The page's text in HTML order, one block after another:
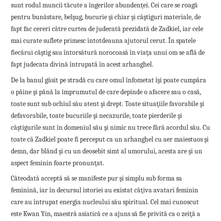
sunt rodul muncii tăcute a îngerilor abundenţei. Cei care se roagă
pentru bunăstare, belşug, bucurie şi chiar şi câştiguri materiale, de
fapt fac cereri către curtea de judecată prezidată de Zadkiel, iar cele
mai curate suflete primesc întotdeauna ajutorul cerut. În spatele
fiecărui câştig sau întorsătură norocoasă în viaţa unui om se află de
fapt judecata divină întrupată în acest arhanghel.
De la banul găsit pe stradă cu care omul înfometat îşi poate cumpăra
o pâine şi până la împrumutul de care depinde o afacere sau o casă,
toate sunt sub ochiul său atent şi drept. Toate situaţiile favorabile şi
defavorabile, toate bucuriile şi necazurile, toate pierderile şi
câştigurile sunt în domeniul său şi nimic nu trece fără acordul său. Cu
toate că Zadkiel poate fi perceput ca un arhanghel cu aer maiestuos şi
demn, dar blând şi cu un deosebit simt al umorului, acesta are şi un
aspect feminin foarte pronunţat.
Câteodată acceptă să se manifeste pur şi simplu sub forma sa
feminină, iar în decursul istoriei au existat câţiva avatari feminin
care au întrupat energia nucleului său spiritual. Cel mai cunoscut
este Kwan Yin, maestră asiatică ce a ajuns să fie privită ca o zeiţă a